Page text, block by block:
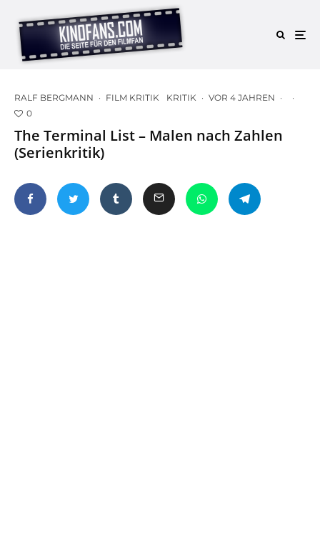
RALF BERGMANN · FILM KRITIK KRITIK · VOR 4 JAHREN ·
·
0
The Terminal List – Malen nach Zahlen
(Serienkritik)